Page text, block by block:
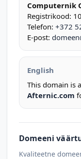
Computernik
Registrikood:
Telefon: +372
E-post:
English
This domain is
Afternic.com
Domeeni
Kvaliteetne